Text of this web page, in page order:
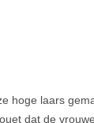
hoge laars
dat de